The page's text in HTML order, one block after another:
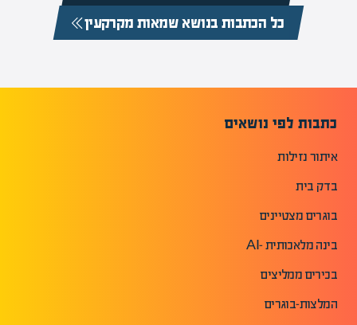
כל הכתבות בנושא שמאות מקרקעין
כתבות לפי נושאים
איתור נזילות
בדק בית
בוגרים מצטיינים
בינה מלאכותית -AI
בכירים ממליצים
המלצות-בוגרים